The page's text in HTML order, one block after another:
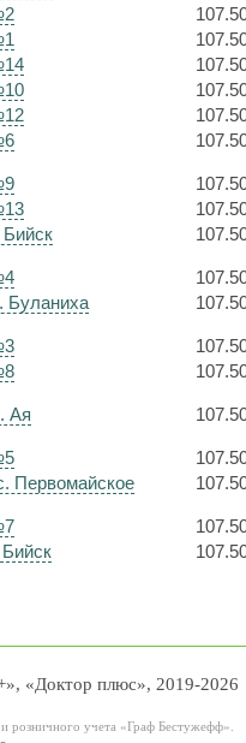
Ая
«Доктор плюс», 2019-2026
розничного учета «Граф Бестужефф».